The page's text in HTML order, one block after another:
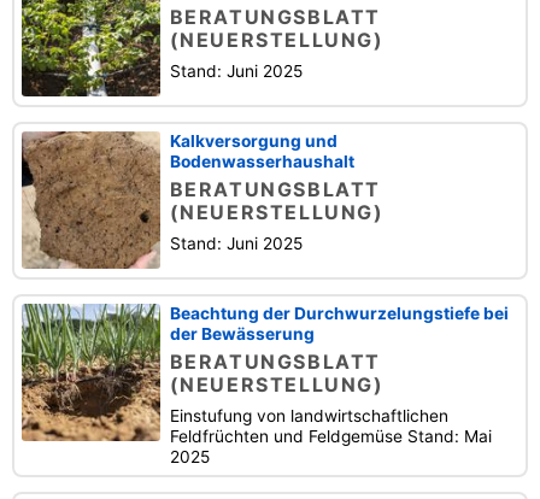
BERATUNGSBLATT
(NEUERSTELLUNG)
Stand: Juni 2025
Kalkversorgung und
Bodenwasserhaushalt
BERATUNGSBLATT
(NEUERSTELLUNG)
Stand: Juni 2025
Beachtung der Durchwurzelungstiefe bei
der Bewässerung
BERATUNGSBLATT
(NEUERSTELLUNG)
Einstufung von landwirtschaftlichen
Feldfrüchten und Feldgemüse Stand: Mai
2025